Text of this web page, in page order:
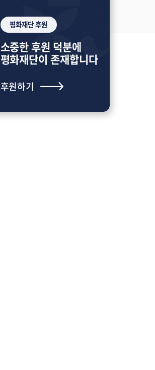
평화재단 후원
소중한 후원 덕분에
평화재단이 존재합니다
후원하기